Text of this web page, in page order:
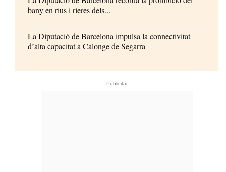
bany en rius i rieres dels...
La Diputació de Barcelona impulsa la connectivitat
d’alta capacitat a Calonge de Segarra
- Publicitat -